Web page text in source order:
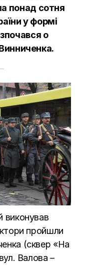
понад сотня
у формі
о
виконував
пройшли
(сквер «На
Валова –